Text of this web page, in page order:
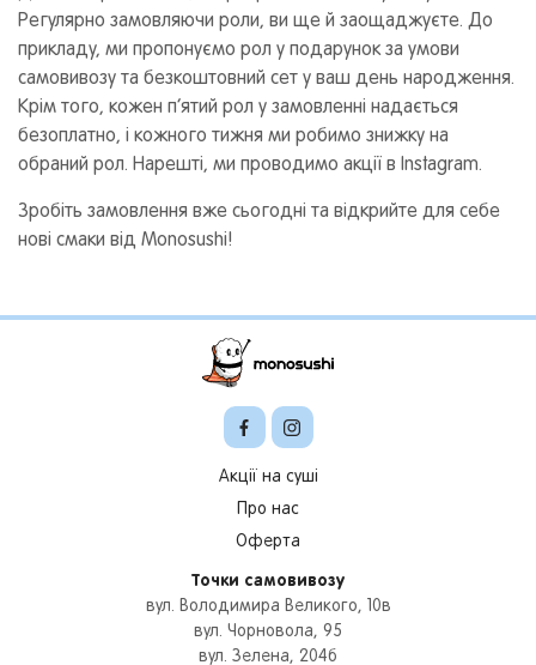
Регулярно замовляючи роли, ви ще й заощаджуєте. До
прикладу, ми пропонуємо рол у подарунок за умови
самовивозу та безкоштовний сет у ваш день народження.
Крім того, кожен п’ятий рол у замовленні надається
безоплатно, і кожного тижня ми робимо знижку на
обраний рол. Нарешті, ми проводимо акції в Instagram.
Зробіть замовлення вже сьогодні та відкрийте для себе
нові смаки від Monosushi!
Акції на суші
Про нас
Оферта
Точки самовивозу
вул. Володимира Великого, 10в
вул. Чорновола, 95
вул. Зелена, 204б